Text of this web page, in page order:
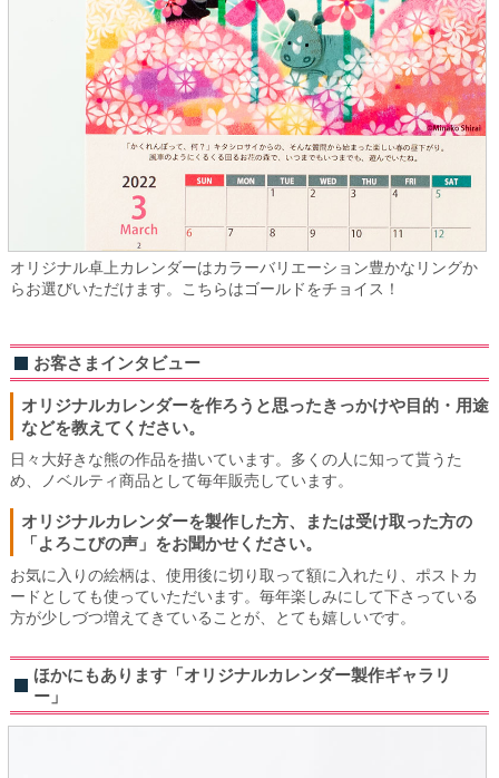
オリジナル卓上カレンダーはカラーバリエーション豊かなリングか
らお選びいただけます。こちらはゴールドをチョイス！
お客さまインタビュー
オリジナルカレンダーを作ろうと思ったきっかけや目的・用途
などを教えてください。
日々大好きな熊の作品を描いています。多くの人に知って貰うた
め、ノベルティ商品として毎年販売しています。
オリジナルカレンダーを製作した方、または受け取った方の
「よろこびの声」をお聞かせください。
お気に入りの絵柄は、使用後に切り取って額に入れたり、ポストカ
ードとしても使っていただいます。毎年楽しみにして下さっている
方が少しづつ増えてきていることが、とても嬉しいです。
ほかにもあります「オリジナルカレンダー製作ギャラリ
ー」